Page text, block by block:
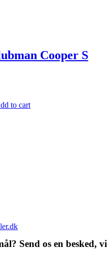
Cooper S
to cart
Send os en besked,